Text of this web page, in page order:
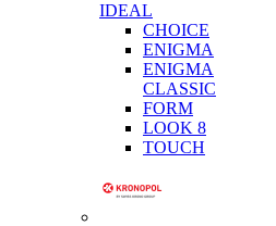
IDEAL
CHOICE
ENIGMA
ENIGMA
CLASSIC
FORM
LOOK 8
TOUCH